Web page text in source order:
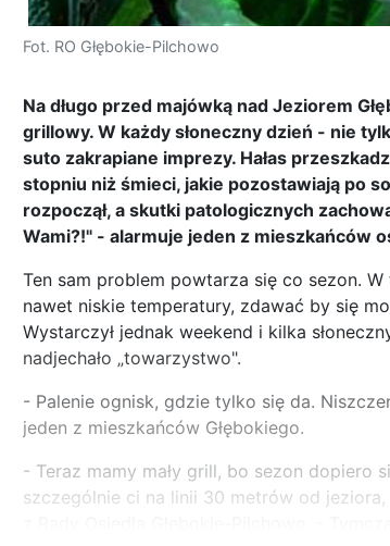
Fot. RO Głębokie-Pilchowo
Na długo przed majówką nad Jeziorem
grillowy. W każdy słoneczny dzień - nie
suto zakrapiane imprezy. Hałas
stopniu niż śmieci, jakie pozostawiają po
rozpoczął, a skutki patologicznych
Wami?!" - alarmuje jeden z mieszkańców
Ten sam problem powtarza się co sezon.
nawet niskie temperatury, zdawać by się
Wystarczył jednak weekend i kilka
nadjechało „towarzystwo".
- Palenie ognisk, gdzie tylko się da.
jeden z mieszkańców Głębokiego.
- Teraz mamy mały grill, bo sezon dopiero
szczególnie ci na linii 30 metrów od